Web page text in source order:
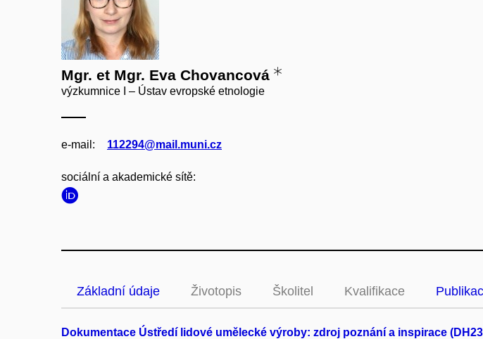
Mgr. et Mgr. Eva Chovancová
výzkumnice I – Ústav evropské etnologie
e‑mail: 112294@mail.muni.cz
sociální a akademické sítě:
Základní údaje Životopis Školitel Kvalifikace
Dokumentace Ústředí lidové umělecké výroby: zdroj poznání a inspirace